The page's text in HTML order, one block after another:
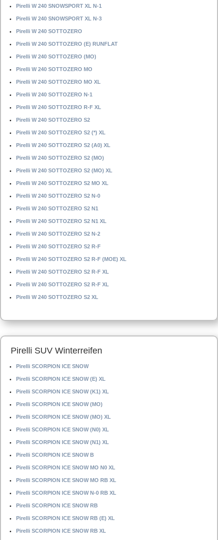
Pirelli W 240 SNOWSPORT XL N-1
Pirelli W 240 SNOWSPORT XL N-3
Pirelli W 240 SOTTOZERO
Pirelli W 240 SOTTOZERO (E) RUNFLAT
Pirelli W 240 SOTTOZERO (MO)
Pirelli W 240 SOTTOZERO MO
Pirelli W 240 SOTTOZERO MO XL
Pirelli W 240 SOTTOZERO N-1
Pirelli W 240 SOTTOZERO R-F XL
Pirelli W 240 SOTTOZERO S2
Pirelli W 240 SOTTOZERO S2 (*) XL
Pirelli W 240 SOTTOZERO S2 (A0) XL
Pirelli W 240 SOTTOZERO S2 (MO)
Pirelli W 240 SOTTOZERO S2 (MO) XL
Pirelli W 240 SOTTOZERO S2 MO XL
Pirelli W 240 SOTTOZERO S2 N-0
Pirelli W 240 SOTTOZERO S2 N1
Pirelli W 240 SOTTOZERO S2 N1 XL
Pirelli W 240 SOTTOZERO S2 N-2
Pirelli W 240 SOTTOZERO S2 R-F
Pirelli W 240 SOTTOZERO S2 R-F (MOE) XL
Pirelli W 240 SOTTOZERO S2 R-F XL
Pirelli W 240 SOTTOZERO S2 R-F XL
Pirelli W 240 SOTTOZERO S2 XL
Pirelli SUV Winterreifen
Pirelli SCORPION ICE SNOW
Pirelli SCORPION ICE SNOW (E) XL
Pirelli SCORPION ICE SNOW (K1) XL
Pirelli SCORPION ICE SNOW (MO)
Pirelli SCORPION ICE SNOW (MO) XL
Pirelli SCORPION ICE SNOW (N0) XL
Pirelli SCORPION ICE SNOW (N1) XL
Pirelli SCORPION ICE SNOW B
Pirelli SCORPION ICE SNOW MO N0 XL
Pirelli SCORPION ICE SNOW MO RB XL
Pirelli SCORPION ICE SNOW N-0 RB XL
Pirelli SCORPION ICE SNOW RB
Pirelli SCORPION ICE SNOW RB (E) XL
Pirelli SCORPION ICE SNOW RB XL